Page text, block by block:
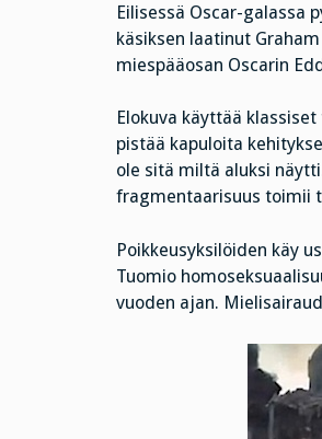
Eilisessä Oscar-galassa
käsiksen laatinut
miespääosan Oscarin
Elokuva käyttää
pistää kapuloita
ole sitä miltä aluksi
fragmentaarisuus toimii
Poikkeusyksilöiden käy
Tuomio
vuoden ajan.